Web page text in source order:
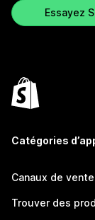
Essayez
Catégories
Canaux de vente
Trouver des